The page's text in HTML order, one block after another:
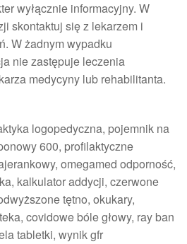
logopedyczna, pojemnik na
600, profilaktyczne
omegamed odporność,
kalkulator addycji, czerwone
tętno, okukary,
covidowe bóle głowy, ray ban
tabletki, wynik gfr